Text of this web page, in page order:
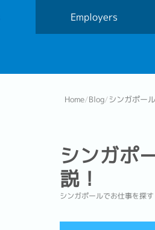
Employers
Home/Blog/シンガポー
シンガポ
説！
シンガポールでお仕事を探